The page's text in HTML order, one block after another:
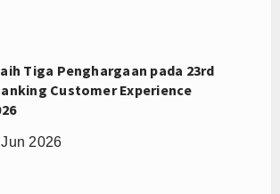
Tiga Penghargaan pada 23rd
Customer Experience
2026